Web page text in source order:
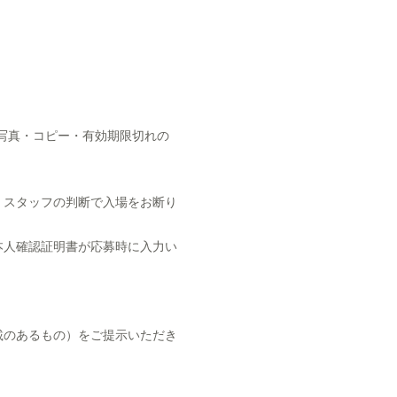
真・コピー・有効期限切れの
タッフの判断で入場をお断り
確認証明書が応募時に入力い
あるもの）をご提示いただき